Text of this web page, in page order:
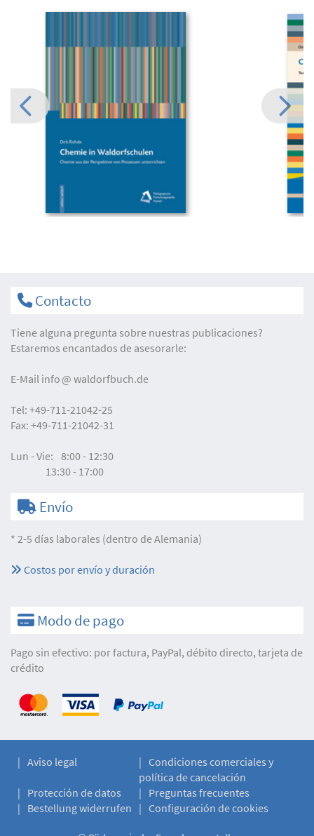
Contacto
Tiene alguna pregunta sobre nuestras publicaciones?
Estaremos encantados de asesorarle:
E-Mail info waldorfbuch.de
Tel: +49-711-21042-25
Fax: +49-711-21042-31
Lun - Vie: 8:00 - 12:30
13:30 - 17:00
Envío
* 2-5 días laborales (dentro de Alemania)
Costos por envío y duración
Modo de pago
Pago sin efectivo: por factura, PayPal, débito directo, tarjeta de
crédito
Aviso legal
Condiciones comerciales y
política de cancelación
Protección de datos
Preguntas frecuentes
Bestellung widerrufen
Configuración de cookies